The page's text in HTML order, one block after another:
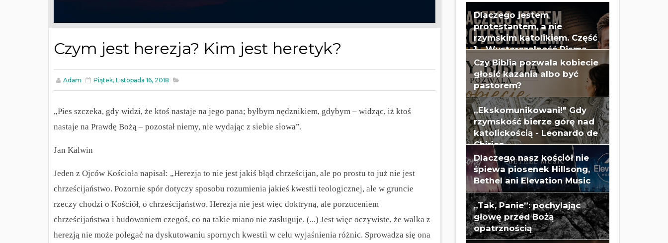
Czym jest herezja? Kim jest heretyk?
Adam Piątek, Listopada 16, 2018
„Pies szczeka, gdy widzi, że ktoś nastaje na jego pana; byłbym nędznikiem, gdybym – widząc, iż ktoś
nastaje na Prawdę Bożą – pozostał niemy, nie wydając z siebie słowa”.
Jan Kalwin
Jeden z Ojców Kościoła napisał: „Herezja to nie jest jakiś błąd chrześcijan, ale po prostu to już nie jest
chrześcijaństwo. Pozornie spór dotyczy sposobu rozumienia jakieś kwestii teologicznej, ale w gruncie
rzeczy chodzi o Kościół, o chrześcijaństwo. Herezja nie jest więc doktryną, ale porzuceniem
chrześcijaństwa i budowaniem czegoś, co na takie miano nie zasługuje. (...) Jest więc oczywiste, że walka z
herezją nie może polegać na dyskutowaniu spornych kwestii w celu wyjaśnienia różnic. Sprowadza się ona
Dlaczego jestem
protestantem, a nie
rzymskim katolikiem. Część
1 - Wystarczalność Pisma
Świętego - Wes Huff
Czy Biblia pozwala kobiecie
głosić kazania albo być
pastorem?
„Ekskomunikowani!" Gdy
rzymskość bierze górę nad
katolickością - Leonardo de
Chirico
Dlaczego nasz kościół nie
śpiewa piosenek Hillsong,
Bethel ani Elevation Music
„Tak, Panie”: pochylając
głowę przed Bożą
opatrznością